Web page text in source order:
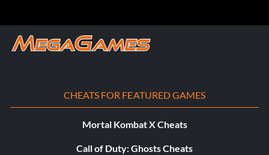
jede Veranstaltung in der Winter Blast Challenge Series
Belohnung: 25 Punkte
Zielsetzung: Verdiene eine Goldmedaille oder besser für
CHEATS FOR FEATURED GAMES
Mortal Kombat X Cheats
Call of Duty: Ghosts Cheats